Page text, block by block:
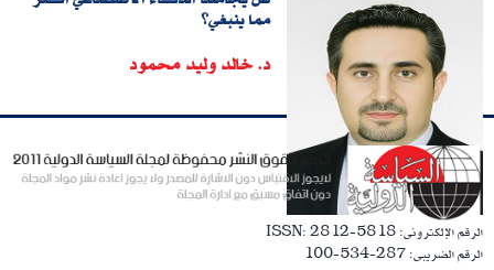
مما ينبغي؟
د. خالد وليد محمود
الرقم الإلكترونى: ISSN: 2812-5818
الرقم الضريبى: 287-534-100